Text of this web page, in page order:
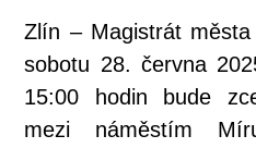
Zlín – Magistrát
sobotu 28. června
15:00 hodin bude
mezi náměstím